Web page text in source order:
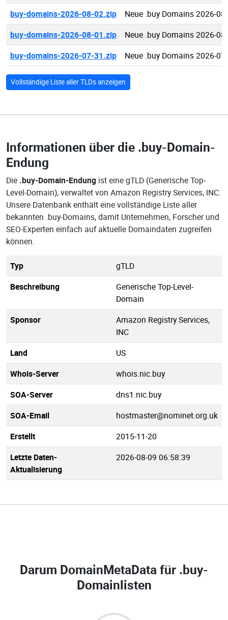
buy-domains-2026-08-02.zip
Neue .buy Domains 2026-
buy-domains-2026-08-01.zip
Neue .buy Domains 2026-
buy-domains-2026-07-31.zip
Neue .buy Domains 2026-
Vollständige Liste aller TLDs anzeigen
Informationen über die .buy-Domain-
Endung
Die .buy-Domain-Endung ist eine gTLD (Generische Top-
Level-Domain), verwaltet von Amazon Registry Services, INC.
Unsere Datenbank enthält eine vollständige Liste aller
bekannten .buy-Domains, damit Unternehmen, Forscher und
SEO-Experten einfach auf aktuelle Domaindaten zugreifen
können.
Typ
gTLD
Beschreibung
Generische Top-Level-
Domain
Sponsor
Amazon Registry Services,
INC
Land
US
Whois-Server
whois.nic.buy
SOA-Server
dns1.nic.buy
SOA-Email
hostmaster@nominet.org.uk
Erstellt
2015-11-20
Letzte Daten-
Aktualisierung
2026-08-09 06:58:39
Darum DomainMetaData für .buy-
Domainlisten